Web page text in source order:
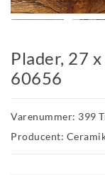
Plader, 27
60656
Varenummer: 399
Producent: